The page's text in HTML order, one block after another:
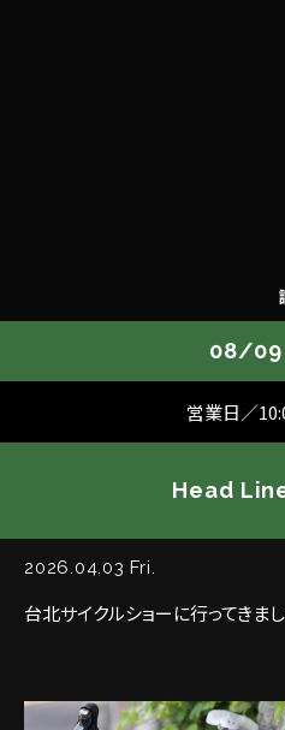
08/
営業日／
Head
2026.04.03 Fri.
台北サイクルショーに行ってきま